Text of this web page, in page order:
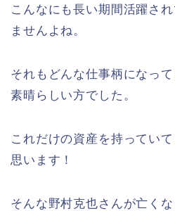
こんなにも長い期間活躍さ
ませんよね。
それもどんな仕事柄になっ
素晴らしい方でした。
これだけの資産を持ってい
思います！
そんな野村克也さんが亡く